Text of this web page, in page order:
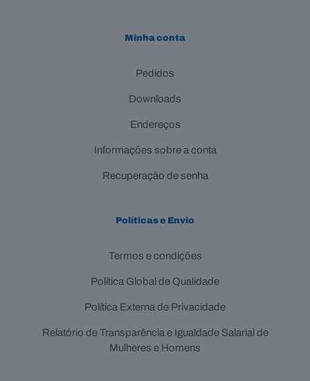
Minha conta
Pedidos
Downloads
Endereços
Informações sobre a conta
Recuperação de senha
Políticas e Envio
Termos e condições
Política Global de Qualidade
Política Externa de Privacidade
Relatório de Transparência e Igualdade Salarial de
Mulheres e Homens